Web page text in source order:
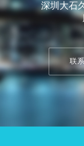
深圳大石
联